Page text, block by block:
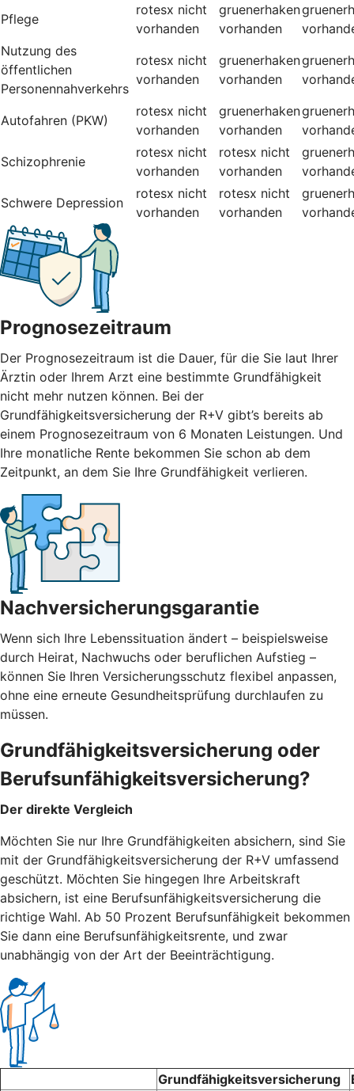
Pflege
rotesx nicht
vorhanden
gruenerhaken
vorhanden
Nutzung des
öffentlichen
Personennahverkehrs
rotesx nicht
vorhanden
gruenerhaken
vorhanden
Autofahren (PKW)
rotesx nicht
vorhanden
gruenerhaken
vorhanden
Schizophrenie
rotesx nicht
vorhanden
rotesx nicht
vorhanden
Schwere Depression
rotesx nicht
vorhanden
rotesx nicht
vorhanden
Prognosezeitraum
Der Prognosezeitraum ist die Dauer, für die Sie laut Ihrer
Ärztin oder Ihrem Arzt eine bestimmte Grundfähigkeit
nicht mehr nutzen können. Bei der
Grundfähigkeitsversicherung der R+V gibt’s bereits ab
einem Prognosezeitraum von 6 Monaten Leistungen. Und
Ihre monatliche Rente bekommen Sie schon ab dem
Zeitpunkt, an dem Sie Ihre Grundfähigkeit verlieren.
Nachversicherungsgarantie
Wenn sich Ihre Lebenssituation ändert – beispielsweise
durch Heirat, Nachwuchs oder beruflichen Aufstieg –
können Sie Ihren Versicherungsschutz flexibel anpassen,
ohne eine erneute Gesundheitsprüfung durchlaufen zu
müssen.
Grundfähigkeitsversicherung oder
Berufsunfähigkeitsversicherung?
Der direkte Vergleich
Möchten Sie nur Ihre Grundfähigkeiten absichern, sind Sie
mit der Grundfähigkeitsversicherung der R+V umfassend
geschützt. Möchten Sie hingegen Ihre Arbeitskraft
absichern, ist eine Berufsunfähigkeitsversicherung die
richtige Wahl. Ab 50 Prozent Berufsunfähigkeit bekommen
Sie dann eine Berufsunfähigkeitsrente, und zwar
unabhängig von der Art der Beeinträchtigung.
Grundfähigkeitsversicherung